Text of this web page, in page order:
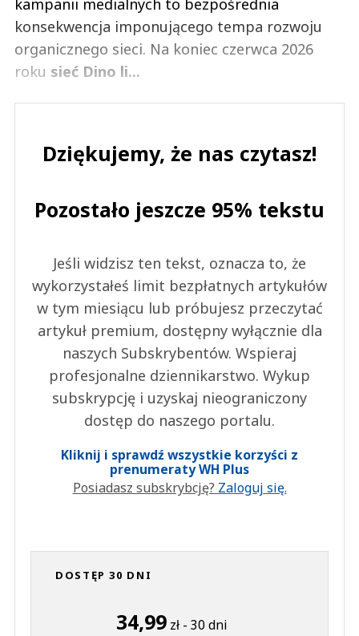
kampanii medialnych to bezpośrednia
konsekwencja imponującego tempa rozwoju
organicznego sieci. Na koniec czerwca 2026
roku sieć Dino li...
Dziękujemy, że nas czytasz!
Pozostało jeszcze 95% tekstu
Jeśli widzisz ten tekst, oznacza to, że
wykorzystałeś limit bezpłatnych artykułów
w tym miesiącu lub próbujesz przeczytać
artykuł premium, dostępny wyłącznie dla
naszych Subskrybentów. Wspieraj
profesjonalne dziennikarstwo. Wykup
subskrypcję i uzyskaj nieograniczony
dostęp do naszego portalu.
Kliknij i sprawdź wszystkie korzyści z
prenumeraty WH Plus
Posiadasz subskrybcję? Zaloguj się.
DOSTĘP 30 DNI
34,99 zł - 30 dni